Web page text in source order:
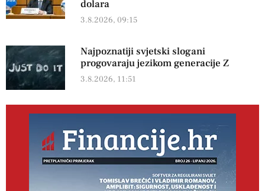
dolara
3.8.2026, 09:15
Najpoznatiji svjetski slogani
progovaraju jezikom generacije Z
3.8.2026, 11:51